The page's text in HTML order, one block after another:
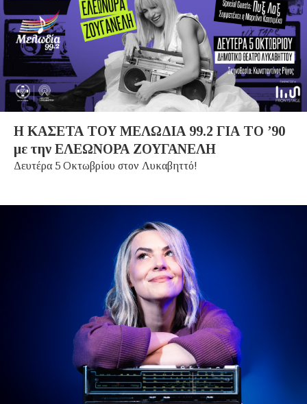
Η ΚΑΣΕΤΑ ΤΟΥ ΜΕΛΩΔΙΑ 99.2 ΓΙΑ ΤΟ ’90
με την ΕΛΕΩΝΟΡΑ ΖΟΥΓΑΝΕΛΗ
Δευτέρα 5 Οκτωβρίου στον Λυκαβηττό!